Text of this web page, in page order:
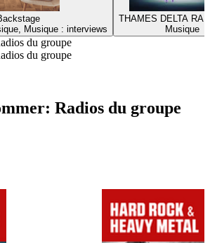
Musique : interviews
THAMES DELTA
Musique
du groupe
du groupe
Radios du groupe